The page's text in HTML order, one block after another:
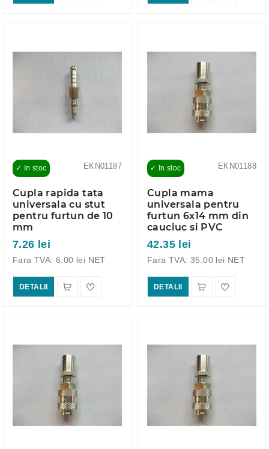
EKN01187
✓ In stoc
Cupla rapida tata
universala cu stut
pentru furtun de 10
mm
7.26 lei
Fara TVA: 6.00 lei NET
DETALII
EKN01188
✓ In stoc
Cupla mama
universala pentru
furtun 6x14 mm din
cauciuc si PVC
42.35 lei
Fara TVA: 35.00 lei NET
DETALII